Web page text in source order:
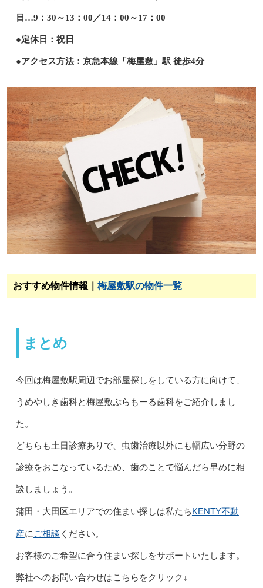
日…9：30～13：00／14：00～17：00
●定休日：祝日
●アクセス方法：京急本線「梅屋敷」駅 徒歩4分
おすすめ物件情報｜ 梅屋敷駅の物件一覧
まとめ
今回は梅屋敷駅周辺でお部屋探しをしている方に向けて、
うめやしき歯科と梅屋敷ぷらもーる歯科をご紹介しまし
た。
どちらも土日診療ありで、虫歯治療以外にも幅広い分野の
診療をおこなっているため、歯のことで悩んだら早めに相
談しましょう。
蒲田・大田区エリアでの住まい探しは私たちKENTY不動
産にご相談 ください。
お客様のご希望に合う住まい探しをサポートいたします。
弊社へのお問い合わせはこちらをクリック↓